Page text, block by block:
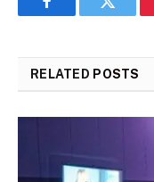
FacebookTwitter
RELATED POSTS